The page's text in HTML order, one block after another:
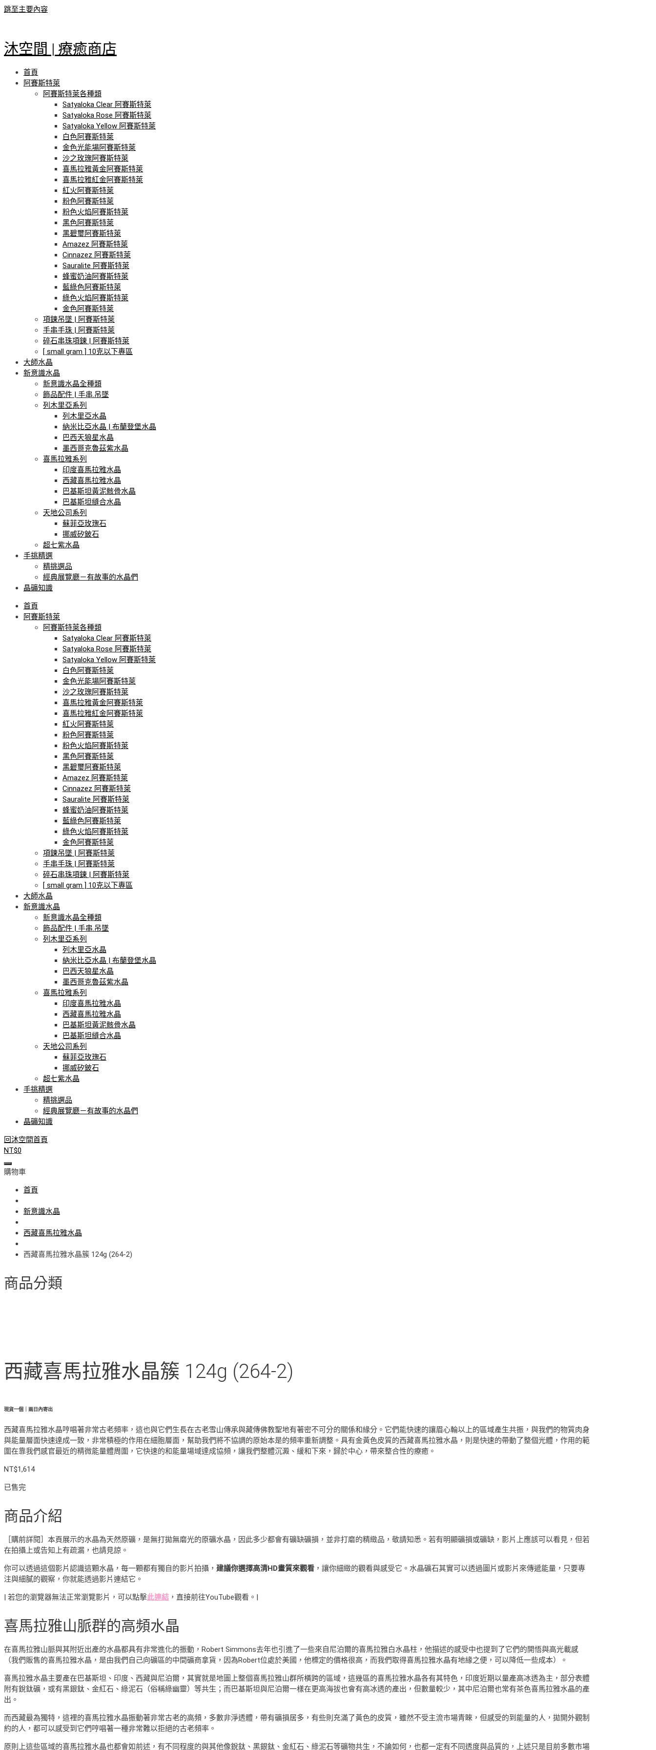
跳至主要內容
沐空間 | 療癒商店
首頁
阿賽斯特萊
阿賽斯特萊各種類
Satyaloka Clear 阿賽斯特萊
Satyaloka Rose 阿賽斯特萊
Satyaloka Yellow 阿賽斯特萊
白色阿賽斯特萊
金色光能場阿賽斯特萊
沙之玫瑰阿賽斯特萊
喜馬拉雅黃金阿賽斯特萊
喜馬拉雅紅金阿賽斯特萊
紅火阿賽斯特萊
粉色阿賽斯特萊
粉色火焰阿賽斯特萊
黑色阿賽斯特萊
黑碧璽阿賽斯特萊
Amazez 阿賽斯特萊
Cinnazez 阿賽斯特萊
Sauralite 阿賽斯特萊
蜂蜜奶油阿賽斯特萊
藍綠色阿賽斯特萊
綠色火焰阿賽斯特萊
金色阿賽斯特萊
項鍊吊墜 | 阿賽斯特萊
手串手珠 | 阿賽斯特萊
碎石串珠項鍊 | 阿賽斯特萊
[ small gram ] 10克以下專區
大師水晶
新意識水晶
新意識水晶全種類
飾品配件 | 手串.吊墜
列木里亞系列
列木里亞水晶
納米比亞水晶 | 布蘭登堡水晶
巴西天狼星水晶
墨西哥克魯茲紫水晶
喜馬拉雅系列
印度喜馬拉雅水晶
西藏喜馬拉雅水晶
巴基斯坦黃泥骸骨水晶
巴基斯坦縫合水晶
天地公司系列
蘇菲亞玫瑰石
挪威矽鈹石
超七紫水晶
手挑精選
精挑選品
經典展覽廳－有故事的水晶們
晶礦知識
首頁
阿賽斯特萊
阿賽斯特萊各種類
Satyaloka Clear 阿賽斯特萊
Satyaloka Rose 阿賽斯特萊
Satyaloka Yellow 阿賽斯特萊
白色阿賽斯特萊
金色光能場阿賽斯特萊
沙之玫瑰阿賽斯特萊
喜馬拉雅黃金阿賽斯特萊
喜馬拉雅紅金阿賽斯特萊
紅火阿賽斯特萊
粉色阿賽斯特萊
粉色火焰阿賽斯特萊
黑色阿賽斯特萊
黑碧璽阿賽斯特萊
Amazez 阿賽斯特萊
Cinnazez 阿賽斯特萊
Sauralite 阿賽斯特萊
蜂蜜奶油阿賽斯特萊
藍綠色阿賽斯特萊
綠色火焰阿賽斯特萊
金色阿賽斯特萊
項鍊吊墜 | 阿賽斯特萊
手串手珠 | 阿賽斯特萊
碎石串珠項鍊 | 阿賽斯特萊
[ small gram ] 10克以下專區
大師水晶
新意識水晶
新意識水晶全種類
飾品配件 | 手串.吊墜
列木里亞系列
列木里亞水晶
納米比亞水晶 | 布蘭登堡水晶
巴西天狼星水晶
墨西哥克魯茲紫水晶
喜馬拉雅系列
印度喜馬拉雅水晶
西藏喜馬拉雅水晶
巴基斯坦黃泥骸骨水晶
巴基斯坦縫合水晶
天地公司系列
蘇菲亞玫瑰石
挪威矽鈹石
超七紫水晶
手挑精選
精挑選品
經典展覽廳－有故事的水晶們
晶礦知識
回沐空間首頁
NT$0
購物車
首頁
新意識水晶
西藏喜馬拉雅水晶
西藏喜馬拉雅水晶簇 124g (264-2)
商品分類
西藏喜馬拉雅水晶簇 124g (264-2)
現貨一個｜兩日內寄出
西藏喜馬拉雅水晶哼唱著非常古老頻率，這也與它們生長在古老雪山傳承與藏傳佛教聖地有著密不可分的關係和緣分。它們能快速的讓眉心輪以上的區域產生共振，與我們的物質肉身
與能量層面快速達成一致，非常積極的作用在細胞層面，幫助我們將不協調的原始本是的頻率重新調整。具有金黃色皮質的西藏喜馬拉雅水晶，則是快速的帶動了整個光體，作用的範
圍在靠我們感官最近的精微能量體周圍，它快速的和能量場域達成協頻，讓我們整體沉澱、緩和下來，歸於中心，帶來整合性的療癒。
NT$1,614
已售完
商品介紹
［購前詳閱］本頁展示的水晶為天然原礦，是無打拋無磨光的原礦水晶，因此多少都會有礦缺礦損，並非打磨的精緻品，敬請知悉。若有明顯礦損或礦缺，影片上應該可以看見，但若
在拍攝上或告知上有疏漏，也請見諒。
你可以透過這個影片認識這顆水晶，每一顆都有獨自的影片拍攝， 建議你選擇高清HD畫質來觀看 ，讓你細緻的觀看與感受它。水晶礦石其實可以透過圖片或影片來傳遞能量，只要專
注與細膩的觀察，你就能透過影片連結它。
| 若您的瀏覽器無法正常瀏覽影片，可以點擊此連結 ，直接前往YouTube觀看。|
喜馬拉雅山脈群的高頻水晶
在喜馬拉雅山脈與其附近出產的水晶都具有非常進化的振動，Robert Simmons去年也引進了一些來自尼泊爾的喜馬拉雅白水晶柱，他描述的感受中也提到了它們的開悟與高光載感
（我們販售的喜馬拉雅水晶，是由我們自己向礦區的中間礦商拿貨，因為Robert位處於美國，他標定的價格很高，而我們取得喜馬拉雅水晶有地緣之便，可以降低一些成本）。
喜馬拉雅水晶主要產在巴基斯坦、印度、西藏與尼泊爾，其實就是地圖上整個喜馬拉雅山群所橫跨的區域，這幾區的喜馬拉雅水晶各有其特色，印度近期以量產高冰透為主，部分表體
附有銳鈦礦，或有黑銀鈦、金紅石、綠泥石（俗稱綠幽靈）等共生；而巴基斯坦與尼泊爾一樣在更高海拔也會有高冰透的產出，但數量較少，其中尼泊爾也常有茶色喜馬拉雅水晶的產
出。
而西藏最為獨特，這裡的喜馬拉雅水晶振動著非常古老的高頻，多數非淨透體，帶有礦損居多，有些則充滿了黃色的皮質，雖然不受主流市場青睞，但感受的到能量的人，拋開外觀制
約的人，都可以感受到它們哼唱著一種非常難以拒絕的古老頻率。
原則上這些區域的喜馬拉雅水晶也都會如前述，有不同程度的與其他像銳鈦、黑銀鈦、金紅石、綠泥石等礦物共生，不論如何，也都一定有不同透度與品質的，上述只是目前多數市場